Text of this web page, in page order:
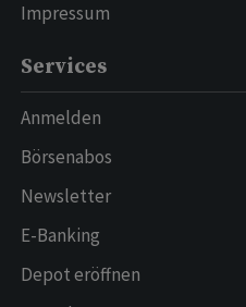
Impressum
Services
Anmelden
Börsenabos
Newsletter
E-Banking
Depot eröffnen